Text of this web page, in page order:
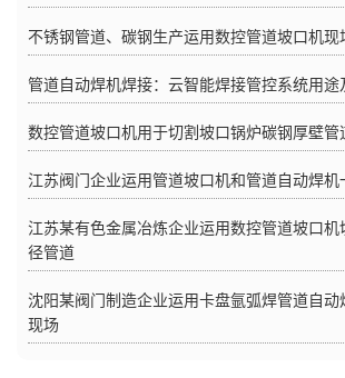
不锈钢管道、碳钢生产运用数控管道坡口机现
管道自动焊机焊接：云智能焊接管控系统用途
数控管道坡口机用于切割坡口锅炉碳钢厚壁管
江苏阀门企业运用管道坡口机和管道自动焊机
江苏某有色金属冶炼企业运用数控管道坡口
径管道
沈阳某阀门制造企业运用卡盘氩弧焊管道自动
现场